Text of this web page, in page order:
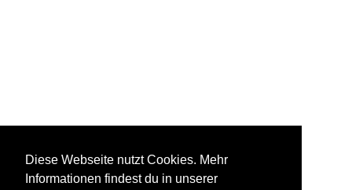
Diese Webseite nutzt Cookies. Mehr
Informationen findest du in unserer